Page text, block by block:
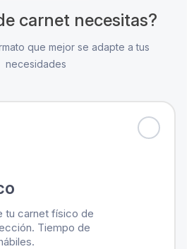
carnet necesitas?
que mejor se adapte a tus
necesidades
tu carnet físico de
Tiempo de